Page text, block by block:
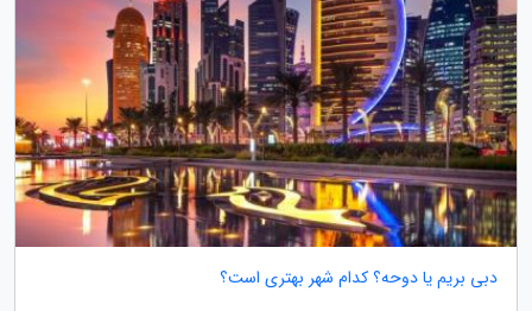
دبی بریم یا دوحه؟ کدام شهر بهتری است؟